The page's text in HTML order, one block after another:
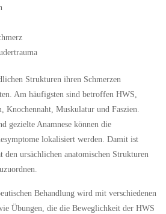
Strukturen ihren Schmerzen
Am häufigsten sind betroffen HWS,
Knochennaht, Muskulatur und Faszien.
gezielte Anamnese können die
lokalisiert werden. Damit ist
ursächlichen anatomischen Strukturen
Behandlung wird mit verschiedenen
Übungen, die die Beweglichkeit der HWS